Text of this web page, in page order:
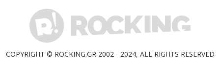
COPYRIGHT © ROCKING.GR 2002 - 2024, ALL RIGHTS RESERVED